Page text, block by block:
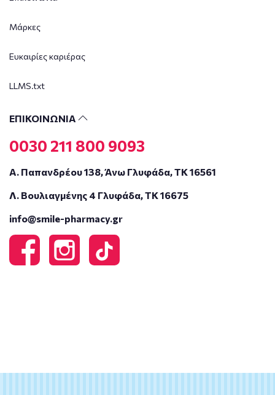
Μάρκες
Ευκαιρίες καριέρας
LLMS.txt
ΕΠΙΚΟΙΝΩΝΙΑ
0030 211 800 9093
Α. Παπανδρέου 138, Άνω Γλυφάδα, ΤΚ 16561
Λ. Βουλιαγμένης 4 Γλυφάδα, ΤΚ 16675
info@smile-pharmacy.gr